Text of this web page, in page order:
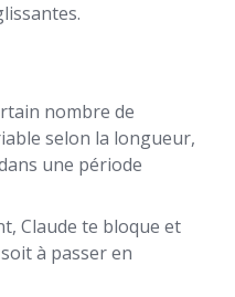
nombre de
selon la longueur,
une période
Claude te bloque et
à passer en